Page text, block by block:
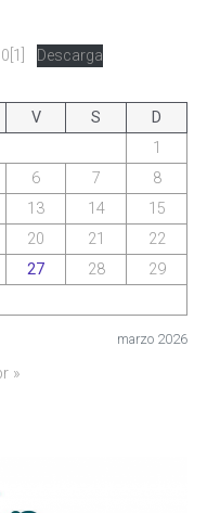
Descarga
marzo 2026
V S
D
1
6 7
8
13 14
15
20 21
22
27 28
29
»